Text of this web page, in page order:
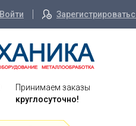
Войти
Принимаем заказы
круглосуточно!